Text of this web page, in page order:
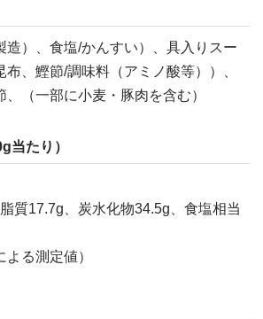
造）、食塩/かんすい）、具入りスー
、鰹節/調味料（アミノ酸等））、
（一部に小麦・豚肉を含む）
当たり）
質17.7g、炭水化物34.5g、食塩相当
よる測定値）